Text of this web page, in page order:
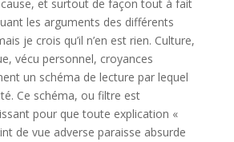
et surtout de façon tout à fait
les arguments des différents
je crois qu’il n’en est rien. Culture,
vécu personnel, croyances
un schéma de lecture par lequel
Ce schéma, ou filtre est
pour que toute explication «
de vue adverse paraisse absurde